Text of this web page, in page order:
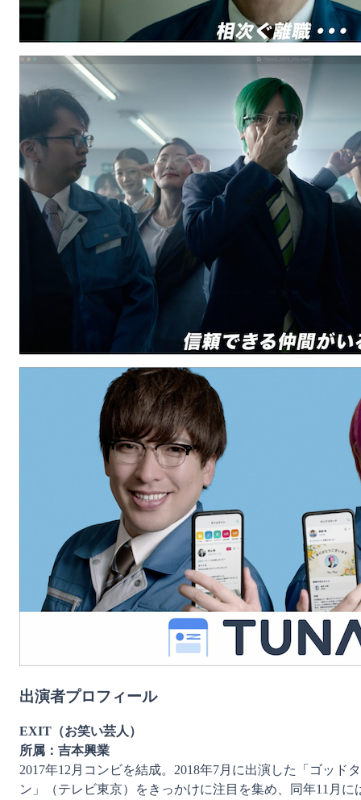
出演者プロフィール
EXIT（お笑い芸人）
所属：吉本興業
2017年12月コンビを結成。2018年7月に出演した「ゴッドタ
ン」（テレビ東京）をきっかけに注目を集め、同年11月に